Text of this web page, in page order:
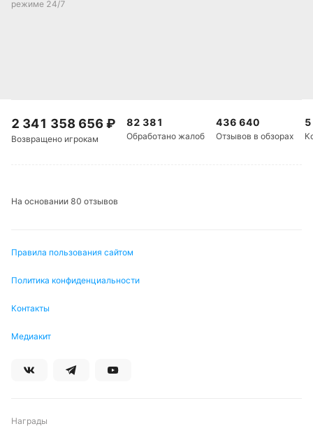
режиме 24/7
2 341 358 656₽
Возвращено игрокам
82 381
Обработано жалоб
436 640
Отзывов в обзорах
На основании 80 отзывов
Правила пользования сайтом
Политика конфиденциальности
Контакты
Медиакит
Награды